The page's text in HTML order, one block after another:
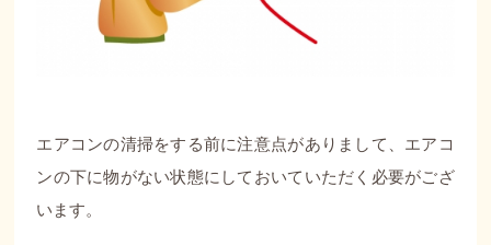
エアコンの清掃をする前に注意点がありまして、エアコ
ンの下に物がない状態にしておいていただく必要がござ
います。